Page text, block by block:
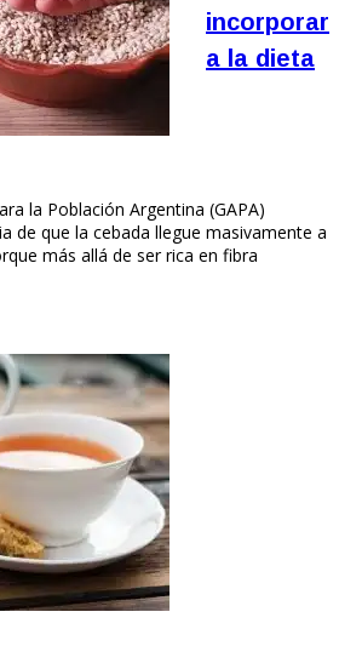
incorporar
a la dieta
la Población Argentina (GAPA)
de que la cebada llegue masivamente a
más allá de ser rica en fibra